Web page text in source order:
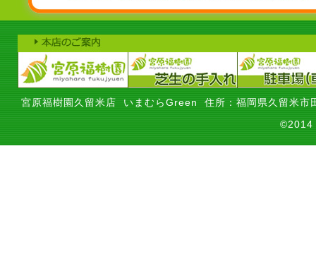
宮原福樹園久留米店 いまむらGreen 住所：福岡県久留米市
©2014